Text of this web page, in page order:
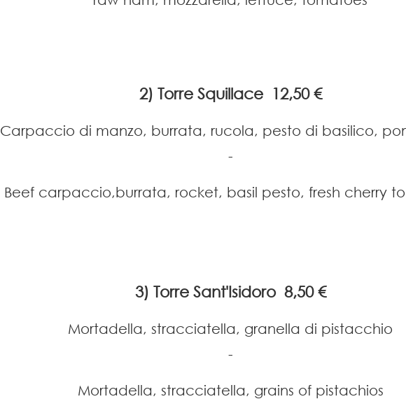
2) Torre Squillace 12,50 €
Carpaccio di manzo, burrata, rucola, pesto di basilico,
-
Beef carpaccio,burrata, rocket, basil pesto, fresh cherry
3) Torre Sant'Isidoro 8,50 €
Mortadella, stracciatella, granella di pistacchio
-
Mortadella, stracciatella, grains of pistachios